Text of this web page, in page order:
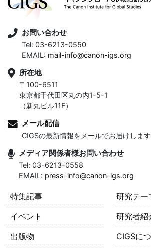
お問い合わせ
Tel: 03-6213-0550
EMAIL: mail-info@canon-igs.org
所在地
〒100-6511
東京都千代田区丸の内1-5-1
（新丸ビル11F）
メール配信
CIGSの最新情報をメールでお届けします
メディア関係者様お問い合わせ
Tel: 03-6213-0558
EMAIL: press-info@canon-igs.org
特集記事
研究テー
イベント
研究者紹
出版物
CIGSに